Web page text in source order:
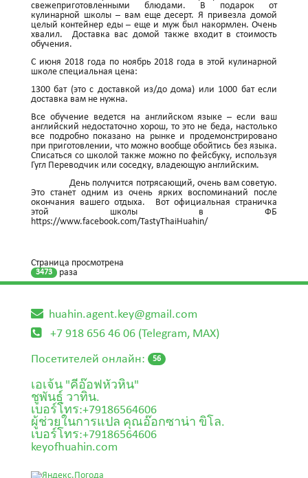
свежеприготовленными блюдами. В подарок от
кулинарной школы – вам еще десерт. Я привезла домой
целый контейнер еды – еще и муж был накормлен. Очень
хвалил. Доставка вас домой также входит в стоимость
обучения.
С июня 2018 года по ноябрь 2018 года в этой кулинарной
школе специальная цена:
1300 бат (это с доставкой из/до дома) или 1000 бат если
доставка вам не нужна.
Все обучение ведется на английском языке – если ваш
английский недостаточно хорош, то это не беда, настолько
все подробно показано на рынке и продемонстрировано
при приготовлении, что можно вообще обойтись без языка.
Списаться со школой также можно по фейсбуку, используя
Гугл Переводчик или соседку, владеющую английским.
День получится потрясающий, очень вам советую.
Это станет одним из очень ярких воспоминаний после
окончания вашего отдыха. Вот официальная страничка
этой школы в ФБ
https://www.facebook.com/TastyThaiHuahin/
Страница просмотрена
3473 раза
huahin.agent.key@gmail.com
+7 918 656 46 06 (Telegram, MAX)
Посетителей онлайн:
56
เอเจ้น "คีอ๊อฟหัวหิน"
ชูพันธุ์ วาทิน.
เบอร์โทร:+79186564606
ผู้ช่วยในการแปล คุณอ๊อกซาน่า ขิโล.
เบอร์โทร:+79186564606
keyofhuahin.com